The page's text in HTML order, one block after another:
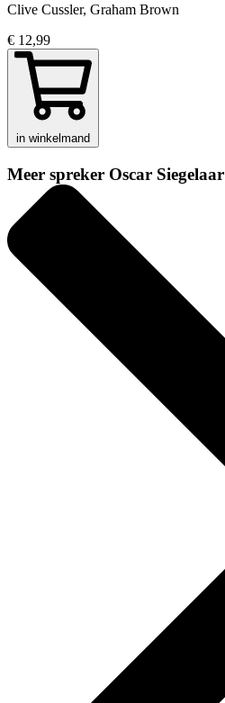
Clive Cussler, Graham Brown
€ 12,99
in winkelmand
Meer spreker Oscar Siegelaar